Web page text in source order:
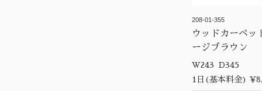
208-01-355
ウッドカーペ
ージブラウン
W243 D345
1日(基本料金)